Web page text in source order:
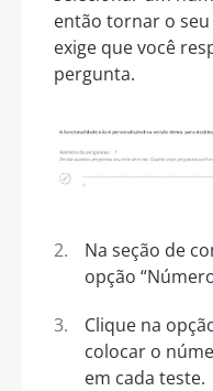
então tornar o
exige que você
pergunta.
Na seção de
opção
Clique na
colocar o
em cada teste.